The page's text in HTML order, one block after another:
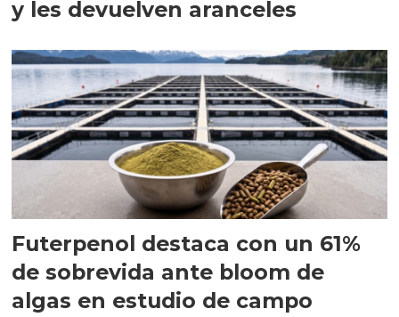
y les devuelven aranceles
Futerpenol destaca con un 61%
de sobrevida ante bloom de
algas en estudio de campo